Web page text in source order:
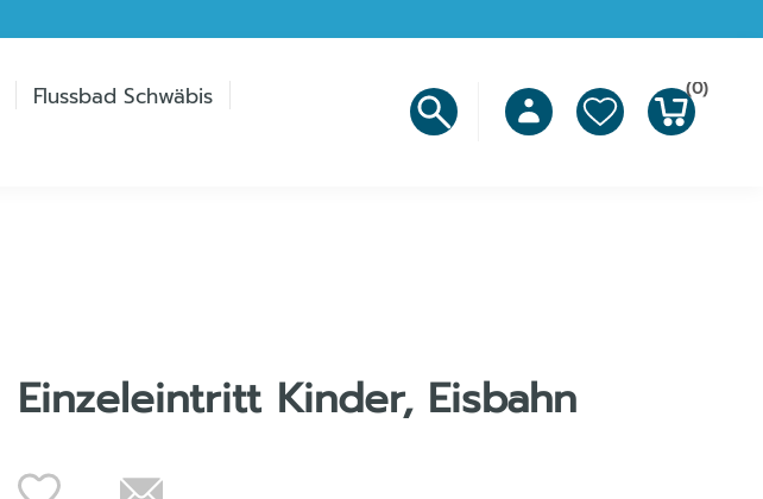
Flussbad Schwäbis
(0)
Einzeleintritt Kinder, Eisbahn